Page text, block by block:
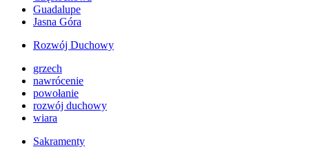
Guadalupe
Jasna Góra
Rozwój Duchowy
grzech
nawrócenie
powołanie
rozwój duchowy
wiara
Sakramenty